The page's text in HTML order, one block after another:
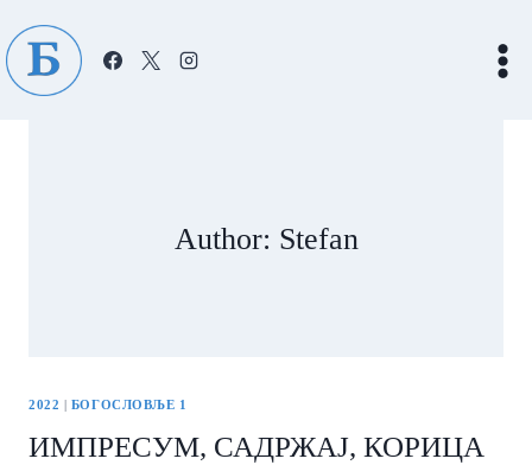
to
content
Author: Stefan
2022 | БОГОСЛОВЉЕ 1
ИМПРЕСУМ, САДРЖАЈ, КОРИЦА